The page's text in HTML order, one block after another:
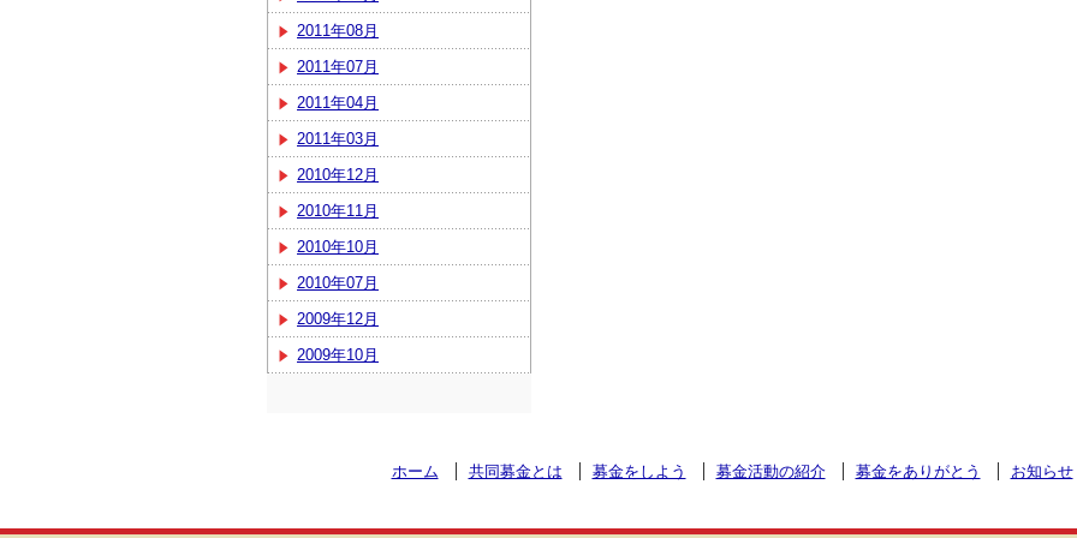
2011年08月
2011年07月
2011年04月
2011年03月
2010年12月
2010年11月
2010年10月
2010年07月
2009年12月
2009年10月
ホーム 共同募金とは 募金をしよう 募金活動の紹介 募金をありがとう お知らせ